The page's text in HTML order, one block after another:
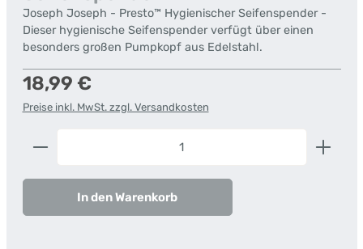
Joseph Joseph - Presto™ Hygienischer Seifenspender -
Dieser hygienische Seifenspender verfügt über einen
besonders großen Pumpkopf aus Edelstahl.
Regulärer Preis:
18,99 €
Preise inkl. MwSt. zzgl. Versandkosten
Produkt Anzahl: Gib den gewünschten Wert ein
In den Warenkorb